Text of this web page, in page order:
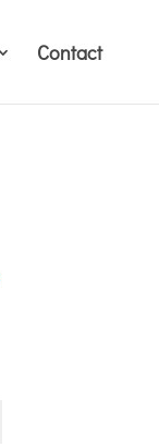
Contact